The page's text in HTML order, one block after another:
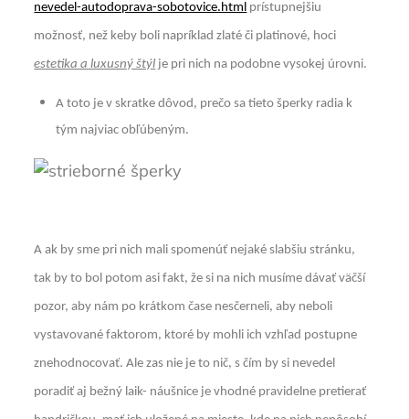
nevedel-autodoprava-sobotovice.html prístupnejšiu
možnosť, než keby boli napríklad zlaté či platinové, hoci
estetika a luxusný štýl je pri nich na podobne vysokej úrovni.
A toto je v skratke dôvod, prečo sa tieto šperky radia k
tým najviac obľúbeným.
A ak by sme pri nich mali spomenúť nejaké slabšiu stránku,
tak by to bol potom asi fakt, že si na nich musíme dávať väčší
pozor, aby nám po krátkom čase nesčerneli, aby neboli
vystavované faktorom, ktoré by mohli ich vzhľad postupne
znehodnocovať. Ale zas nie je to nič, s čím by si nevedel
poradiť aj bežný laik- náušnice je vhodné pravidelne pretierať